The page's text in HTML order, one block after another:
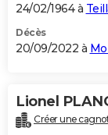
24/02/1964 à
Décès
20/09/2022 à
Lionel
Créer une